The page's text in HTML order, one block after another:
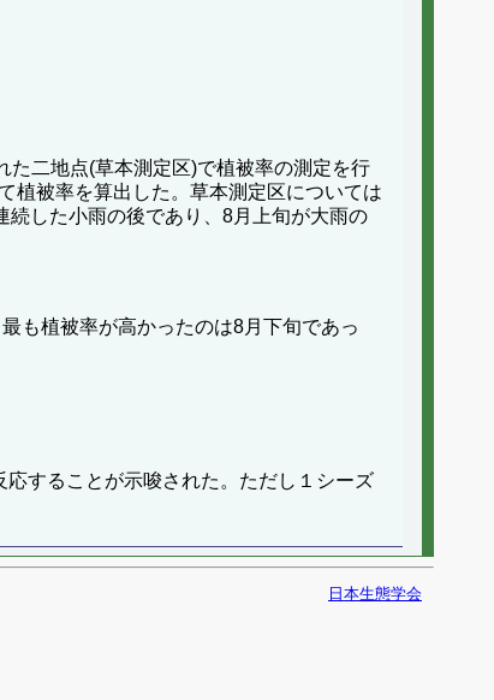
二地点(草本測定区)で植被率の測定を行
植被率を算出した。草本測定区については
した小雨の後であり、8月上旬が大雨の
も植被率が高かったのは8月下旬であっ
することが示唆された。ただし１シーズ
日本生態学会